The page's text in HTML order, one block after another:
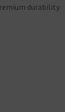
durability.